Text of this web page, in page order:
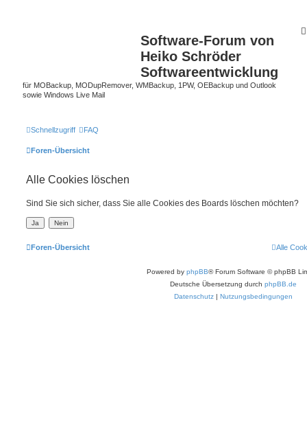
Software-Forum von
Heiko Schröder
Softwareentwicklung
für MOBackup, MODupRemover, WMBackup, 1PW, OEBackup und Outlook
sowie Windows Live Mail
Schnellzugriff FAQ
Foren-Übersicht
Alle Cookies löschen
Sind Sie sich sicher, dass Sie alle Cookies des Boards löschen möchten?
Foren-Übersicht Alle
Powered by phpBB® Forum Software © phpBB
Deutsche Übersetzung durch phpBB.de
Datenschutz | Nutzungsbedingungen